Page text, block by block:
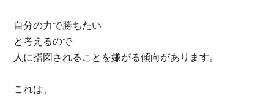
自分の力で勝ちたい
と考えるので
人に指図されることを嫌がる傾向があります。
これは、